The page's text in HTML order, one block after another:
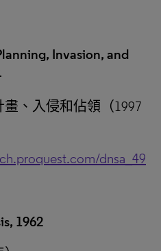
Invasion, and
、入侵和佔領（1997
dnsa_49
1962